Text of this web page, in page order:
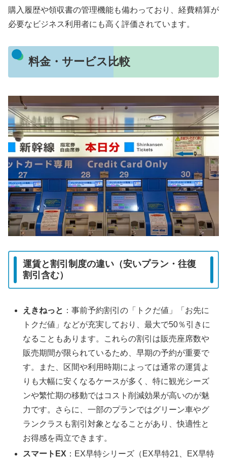
購入履歴や領収書の管理機能も備わっており、経費精算が
必要なビジネス利用者にも高く評価されています。
料金・サービス比較
運賃と割引制度の違い（安いプラン・往復
割引含む）
えきねっと ：事前予約割引の「トクだ値」「お先に
トクだ値」などが充実しており、最大で50％引きに
なることもあります。これらの割引は販売座席数や
販売期間が限られているため、早期の予約が重要で
す。また、区間や利用時期によっては通常の運賃よ
りも大幅に安くなるケースが多く、特に観光シーズ
ンや繁忙期の移動ではコスト削減効果が高いのが魅
力です。さらに、一部のプランではグリーン車やグ
ランクラスも割引対象となることがあり、快適性と
お得感を両立できます。
スマートEX ：EX早特シリーズ（EX早特21、EX早特